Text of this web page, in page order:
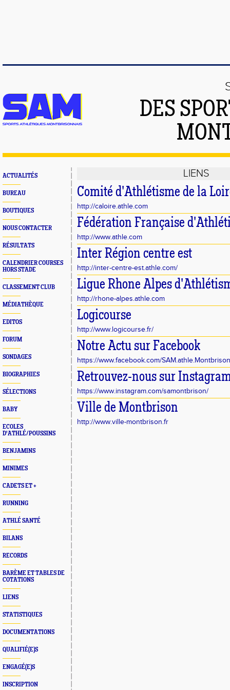
DES
ACTUALITÉS
BUREAU
BOUTIQUES
NOUS CONTACTER
RÉSULTATS
CALENDRIER COURSES
HORS STADE
CLASSEMENT CLUB
MÉDIATHÈQUE
EDITOS
FORUM
SONDAGES
BIOGRAPHIES
SÉLECTIONS
BABY
ECOLES
D'ATHLÉ/POUSSINS
BENJAMINS
MINIMES
CADETS ET +
RUNNING
ATHLÉ SANTÉ
BILANS
RECORDS
BARÈME ET TABLES DE
COTATIONS
LIENS
STATISTIQUES
DOCUMENTATIONS
QUALIFIÉ(E)S
ENGAGÉ(E)S
INSCRIPTION
LIENS
Comité d'Athlétisme de la
http://caloire.athle.com
Fédération Française
http://www.athle.com
Inter Région centre est
http://inter-centre-est.athle.com/
Ligue Rhone Alpes
http://rhone-alpes.athle.com
Logicourse
http://www.logicourse.fr/
Notre Actu sur Facebook
https://www.facebook.com/SAM.athle.Montbrison
Retrouvez-nous sur
https://www.instagram.com/samontbrison/
Ville de Montbrison
http://www.ville-montbrison.fr